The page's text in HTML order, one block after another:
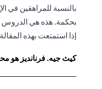
بالنسبة للمراهقين في
بحكمة. هذه هي الدروس
إذا استمتعت بهذه
كيث جيه. فرنانديز هو